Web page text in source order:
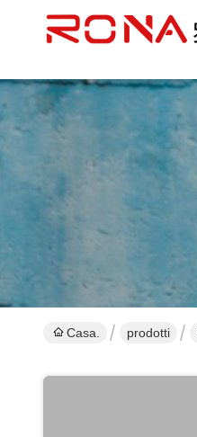
Casa. prodotti